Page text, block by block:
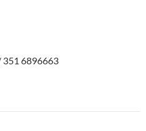
351 6896663